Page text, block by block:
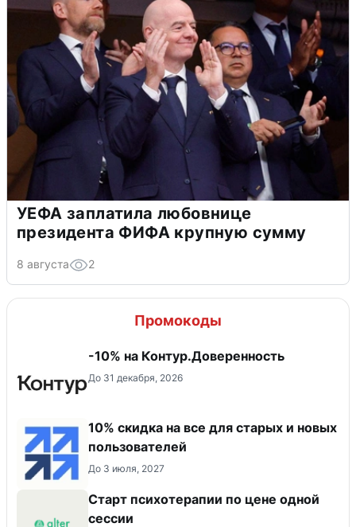
УЕФА заплатила любовнице
президента ФИФА крупную сумму
8 августа 2
Промокоды
-10% на Контур.Доверенность
До 31 декабря, 2026
10% скидка на все для старых и новых
пользователей
До 3 июля, 2027
Старт психотерапии по цене одной
сессии